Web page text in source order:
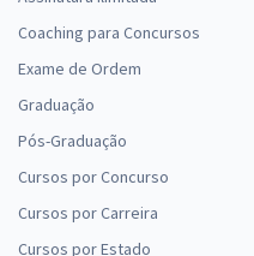
Coaching para Concursos
Exame de Ordem
Graduação
Pós-Graduação
Cursos por Concurso
Cursos por Carreira
Cursos por Estado